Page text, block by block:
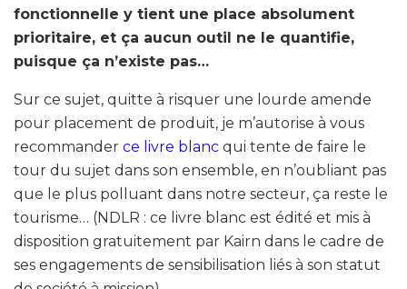
fonctionnelle y tient une place absolument
prioritaire, et ça aucun outil ne le quantifie,
puisque ça n’existe pas…
Sur ce sujet, quitte à risquer une lourde amende
pour placement de produit, je m’autorise à vous
recommander ce livre blanc qui tente de faire le
tour du sujet dans son ensemble, en n’oubliant pas
que le plus polluant dans notre secteur, ça reste le
tourisme… (NDLR : ce livre blanc est édité et mis à
disposition gratuitement par Kairn dans le cadre de
ses engagements de sensibilisation liés à son statut